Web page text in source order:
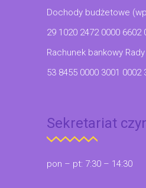
Dochody budżetowe
29 1020 2472 0000 6602
Rachunek bankowy
53 8455 0000 3001 0002
Sekretariat
pon – pt: 7:30 – 14:30